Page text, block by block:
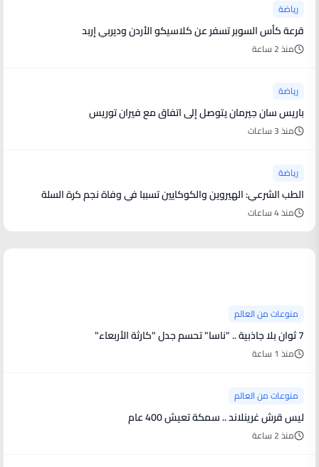
رياضة
قرعة كأس السوبر تسفر عن كلاسيكو الأردن وديربي إربد
منذ 2 ساعة
رياضة
باريس سان جيرمان يتوصل إلى اتفاق مع فيران توريس
منذ 3 ساعات
رياضة
الطب الشرعي: الهيروين والكوكايين تسببا في وفاة نجم كرة السلة
منذ 4 ساعات
منوعات من العالم
7 ثوان بلا جاذبية .. "ناسا" تحسم جدل "كارثة الأربعاء"
منذ 1 ساعة
منوعات من العالم
ليس قرش غرينلاند .. سمكة تعيش 400 عام
منذ 2 ساعة